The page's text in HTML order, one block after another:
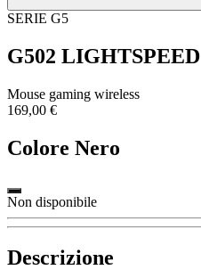
SERIE G5
G502 LIGHTSPEED
Mouse gaming wireless
169,00 €
Colore Nero
Non disponibile
Descrizione